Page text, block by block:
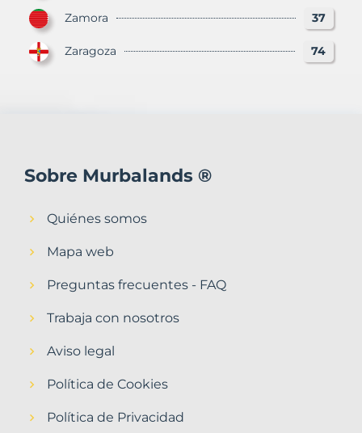
Zamora 37
Zaragoza 74
Sobre Murbalands ®
Quiénes somos
Mapa web
Preguntas frecuentes - FAQ
Trabaja con nosotros
Aviso legal
Política de Cookies
Política de Privacidad